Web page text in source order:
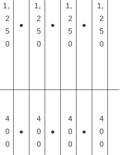
1,
2
5
0
●
1,
2
5
0
●
1,
2
5
0
●
1,
2
5
0
4
0
0
●
4
0
0
●
4
0
0
●
4
0
0